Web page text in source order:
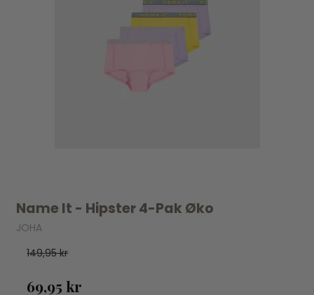
Name It - Hipster 4-Pak Øko
JOHA
149,95 kr
69,95 kr